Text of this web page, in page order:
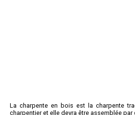
La charpente en bois est la charpente
charpentier et elle devra être assemblée